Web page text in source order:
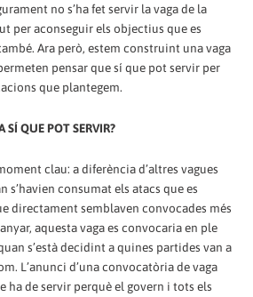
no s’ha fet servir la vaga de la
per aconseguir els objectius que es
Ara però, estem construint una vaga
pensar que sí que pot servir per
que plantegem.
SÍ QUE POT SERVIR?
clau: a diferència d’altres vagues
s’havien consumat els atacs que es
directament semblaven convocades més
aquesta vaga es convocaria en ple
s’està decidint a quines partides van a
L’anunci d’una convocatòria de vaga
ha de servir perquè el govern i tots els